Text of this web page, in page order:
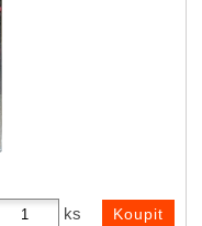
ks